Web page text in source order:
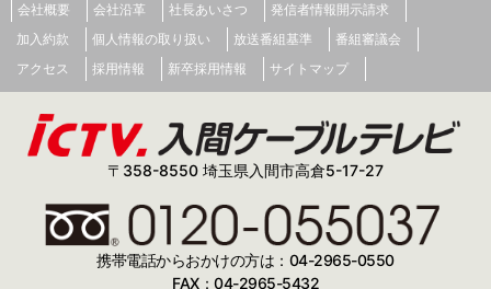
会社概要 会社沿革 社長あいさつ
発信者情報開示請求
加入約款
個人情報の取り扱い 放送番組基準
番組審議会
アクセス
採用情報 新卒採用情報 サイトマップ
〒358-8550 埼玉県入間市高倉5-17-27
携帯電話からおかけの方は：04-2965-0550
FAX：04-2965-5432